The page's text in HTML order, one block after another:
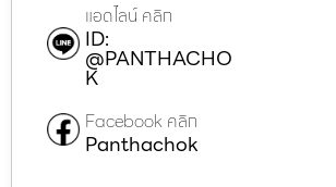
แอดไลน์ คลิก
ID:
@PANTHACHO
K
Facebook คลิก
Panthachok